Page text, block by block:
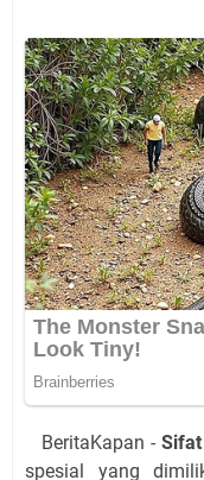
BeritaKapan - Sifat
spesial yang